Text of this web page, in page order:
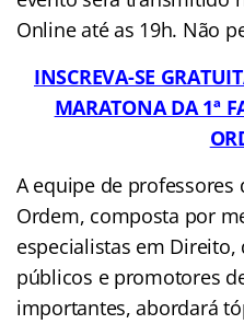
Online até as 19h. Não
INSCREVA-SE
MARATONA DA 1ª
A equipe de professores
Ordem, composta por
especialistas em
públicos e promotores
importantes, abordará